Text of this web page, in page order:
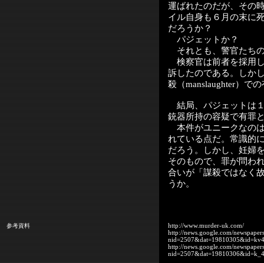
運ばれたのだが、その
イル自身も６月の末に
だろうか？
パジェットか？
それとも、警官たち
検察官は前者を採用
訴したのである。しか
殺（manslaughter）で
結局、パジェットは
銃器所持の容疑で有罪
本件がユニークなの
れている点だ。常識的
だろう。しかし、妊婦
そのもので、罪が問わ
合いが「謀殺ではなく
うか。
参考資料
http://www.murder-uk.com/
http://news.google.com/
http://news.google.com/